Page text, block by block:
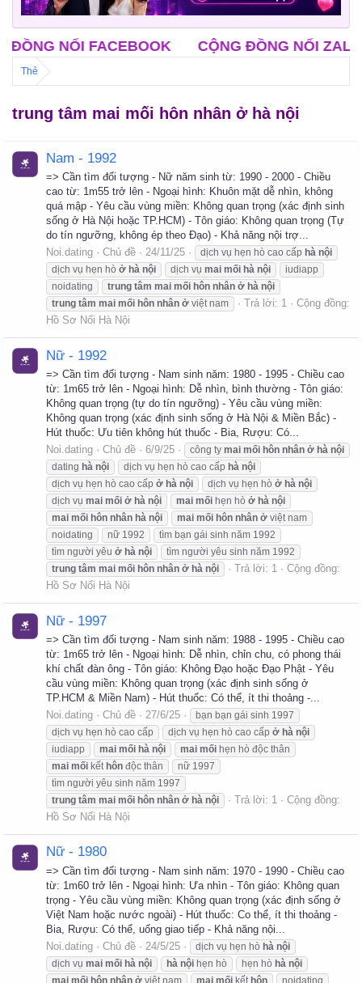
NỐI FACEBOOK CỘNG ĐỒNG NỐI ZALO
Thẻ
trung tâm mai mối hôn nhân ở hà nội
Nam - 1992
=> Cần tìm đối tượng - Nữ năm sinh từ: 1990 - 2000 - Chiều
cao từ: 1m55 trở lên - Ngoại hình: Khuôn mặt dễ nhìn, không
quá mập - Yêu cầu vùng miền: Không quan trọng (xác định sinh
sống ở Hà Nội hoặc TP.HCM) - Tôn giáo: Không quan trọng (Tự
do tín ngưỡng, không ép theo Đạo) - Khả năng nội trợ...
Noi.dating
Chủ đề 24/11/25 dịch vụ hẹn hò cao cấp hà nội
dịch vụ hẹn hò ở hà nội dịch vụ mai mối hà nội
iudiapp
noidating
trung tâm mai mối hôn nhân ở hà nội
trung tâm mai mối hôn nhân ở việt nam Trả lời: 1
Cộng đồng:
Hồ Sơ Nối Hà Nội
Nữ - 1992
=> Cần tìm đối tượng - Nam sinh năm: 1980 - 1995 - Chiều cao
từ: 1m65 trở lên - Ngoại hình: Dễ nhìn, bình thường - Tôn giáo:
Không quan trọng (tự do tín ngưỡng) - Yêu cầu vùng miền:
Không quan trọng (xác định sinh sống ở Hà Nội & Miền Bắc) -
Hút thuốc: Ưu tiên không hút thuốc - Bia, Rượu: Có...
Noi.dating
Chủ đề 6/9/25 công ty mai mối hôn nhân ở hà nội
dating hà nội dịch vụ hẹn hò cao cấp hà nội
dịch vụ hẹn hò cao cấp ở hà nội dịch vụ hẹn hò ở hà nội
dịch vụ mai mối ở hà nội mai mối hẹn hò ở hà nội
mai mối hôn nhân hà nội mai mối hôn nhân ở việt nam
noidating
nữ 1992
tìm bạn gái sinh năm 1992
tìm người yêu ở hà nội
tìm người yêu sinh năm 1992
trung tâm mai mối hôn nhân ở hà nội Trả lời: 1
Cộng đồng:
Hồ Sơ Nối Hà Nội
Nữ - 1997
=> Cần tìm đối tượng - Nam sinh năm: 1988 - 1995 - Chiều cao
từ: 1m65 trở lên - Ngoại hình: Dễ nhìn, chỉn chu, có phong thái
khí chất đàn ông - Tôn giáo: Không Đạo hoặc Đạo Phật - Yêu
cầu vùng miền: Không quan trọng (xác định sinh sống ở
TP.HCM & Miền Nam) - Hút thuốc: Có thể, ít thi thoảng -...
Noi.dating
Chủ đề 27/6/25
bạn bạn gái sinh 1997
dịch vụ hẹn hò cao cấp
dịch vụ hẹn hò cao cấp ở hà nội
iudiapp
mai mối hà nội mai mối hẹn hò độc thân
mai mối kết hôn độc thân
nữ 1997
tìm người yêu sinh năm 1997
trung tâm mai mối hôn nhân ở hà nội Trả lời: 1
Cộng đồng:
Hồ Sơ Nối Hà Nội
Nữ - 1980
=> Cần tìm đối tượng - Nam sinh năm: 1970 - 1990 - Chiều cao
từ: 1m60 trở lên - Ngoại hình: Ưa nhìn - Tôn giáo: Không quan
trọng - Yêu cầu vùng miền: Không quan trọng (xác định sống ở
Việt Nam hoặc nước ngoài) - Hút thuốc: Co thể, ít thi thoảng -
Bia, Rượu: Có thể, uống giao tiếp - Khả năng nội...
Noi.dating
Chủ đề 24/5/25 dịch vụ hẹn hò hà nội
dịch vụ mai mối hà nội hà nội hẹn hò hẹn hò hà nội
mai mối hôn nhân ở việt nam mai mối kết hôn noidating